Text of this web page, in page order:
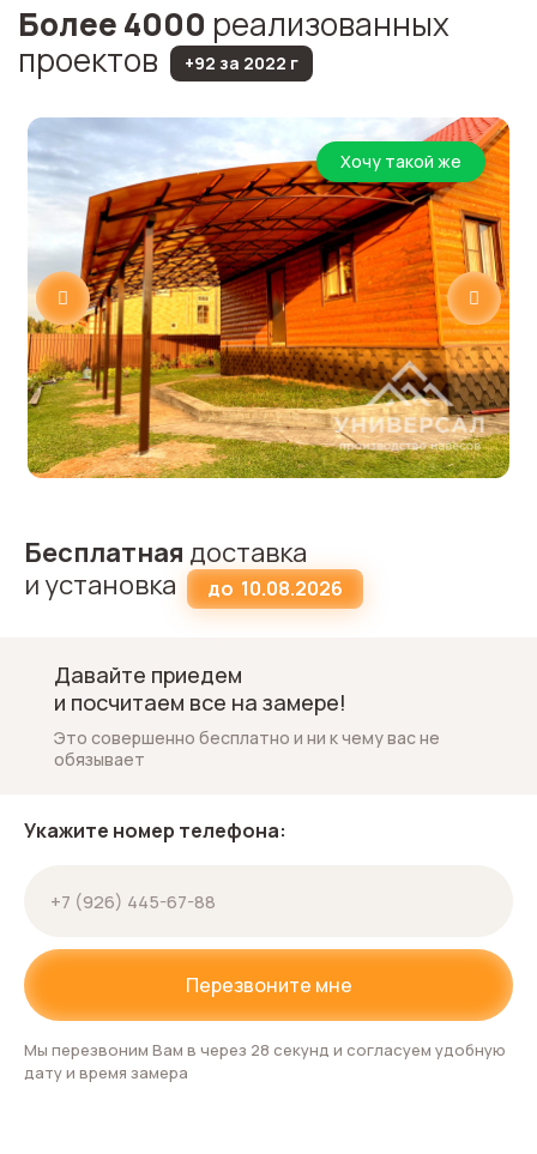
Более 4000 реализованных
проектов
+92 за 2022 г
Хочу такой же
Бесплатная доставка
и установка
до 10.08.2026
Давайте приедем
и посчитаем все на замере!
Это совершенно бесплатно и ни к чему вас не
обязывает
Укажите номер телефона:
Перезвоните мне
Мы перезвоним Вам в через 28 секунд и согласуем удобную
дату и время замера